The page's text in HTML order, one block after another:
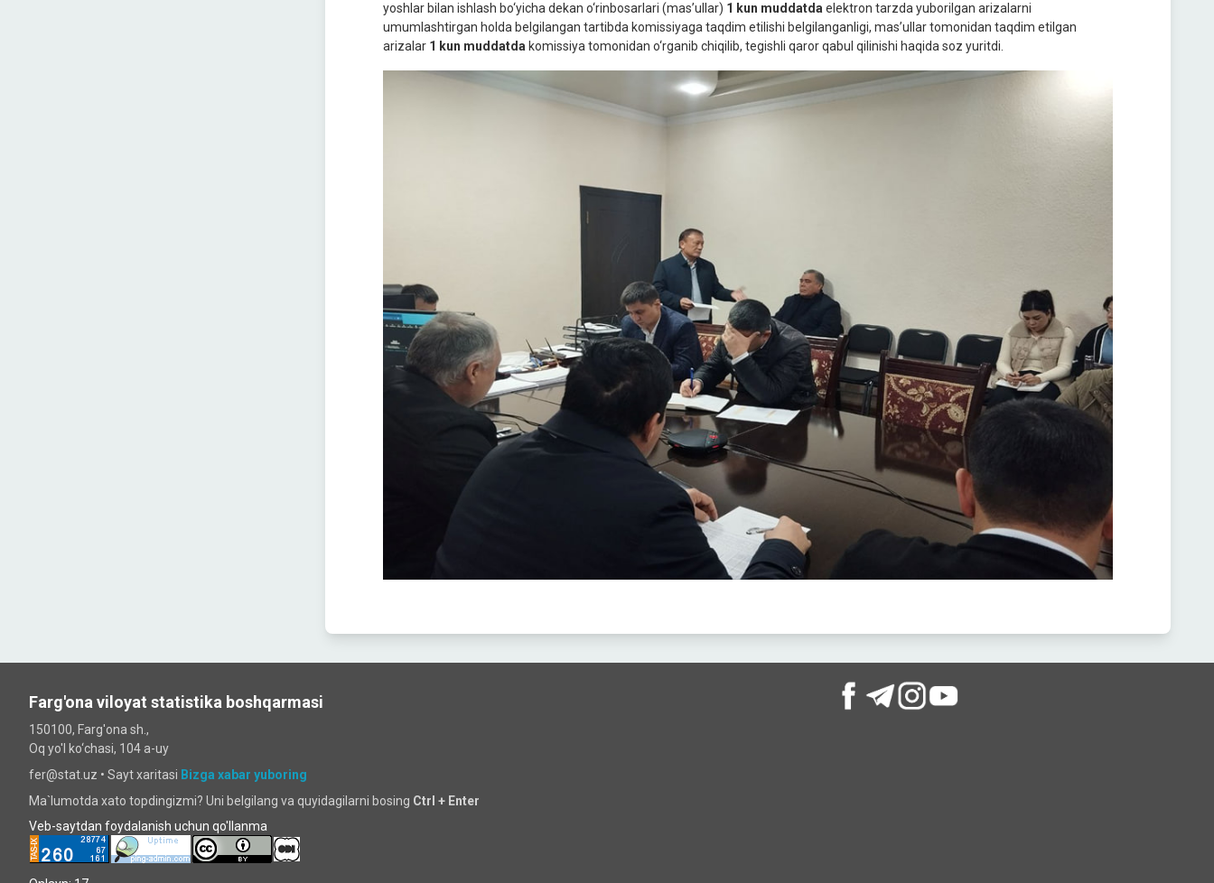
yoshlar bilan ishlash bo‘yicha dekan o‘rinbosarlari (mas’ullar) 1 kun muddatda elektron tarzda yuborilgan arizalarni
umumlashtirgan holda belgilangan tartibda komissiyaga taqdim etilishi belgilanganligi, mas’ullar tomonidan taqdim etilgan
arizalar 1 kun muddatda komissiya tomonidan o‘rganib chiqilib, tegishli qaror qabul qilinishi haqida soz yuritdi.
Farg'ona viloyat statistika boshqarmasi
150100, Farg'ona sh.,
Oq yo'l ko‘chаsi, 104 a-uy
fer@stat.uz • Sayt xaritasi Bizga xabar yuboring
Ma`lumotda xato topdingizmi? Uni belgilang va quyidagilarni bosing Ctrl + Enter
Veb-saytdan foydalanish uchun qo'llanma